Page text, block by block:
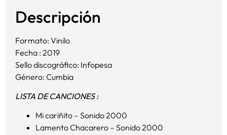
Descripción
Formato: Vinilo
Fecha : 2019
Sello discográfico: Infopesa
Género: Cumbia
LISTA DE CANCIONES :
Mi cariñito – Sonido 2000
Lamento Chacarero – Sonido 2000